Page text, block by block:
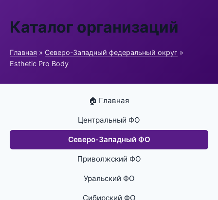
Каталог организаций
Главная » Северо-Западный федеральный округ »
Esthetic Pro Body
🏠 Главная
Центральный ФО
Северо-Западный ФО
Приволжский ФО
Уральский ФО
Сибирский ФО